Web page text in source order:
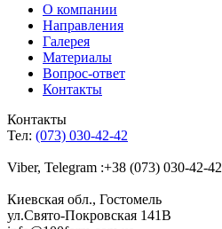
О компании
Направления
Галерея
Материалы
Вопрос-ответ
Контакты
Контакты
Тел: (073) 030-42-42
Viber, Telegram :+38 (073) 030-42-42
Киевская обл., Гостомель
ул.Свято-Покровская 141B